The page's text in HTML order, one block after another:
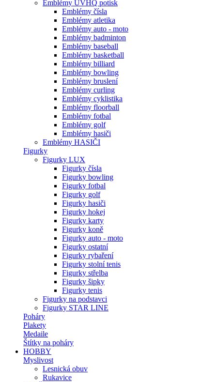
Emblémy UVHQ potisk
Emblémy čísla
Emblémy atletika
Emblémy auto - moto
Emblémy badminton
Emblémy baseball
Emblémy basketball
Emblémy billiard
Emblémy bowling
Emblémy bruslení
Emblémy curling
Emblémy cyklistika
Emblémy floorball
Emblémy fotbal
Emblémy golf
Emblémy hasiči
Emblémy HASIČI
Figurky
Figurky LUX
Figurky čísla
Figurky bowling
Figurky fotbal
Figurky golf
Figurky hasiči
Figurky hokej
Figurky karty
Figurky koně
Figurky auto - moto
Figurky ostatní
Figurky rybaření
Figurky stolní tenis
Figurky střelba
Figurky šipky
Figurky tenis
Figurky na podstavci
Figurky STAR LINE
Poháry
Plakety
Medaile
Štítky na poháry
HOBBY
Myslivost
Lesnická obuv
Rukavice